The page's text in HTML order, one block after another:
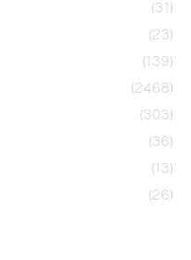
(31)
(23)
(139)
(2468)
(303)
(36)
(13)
(26)